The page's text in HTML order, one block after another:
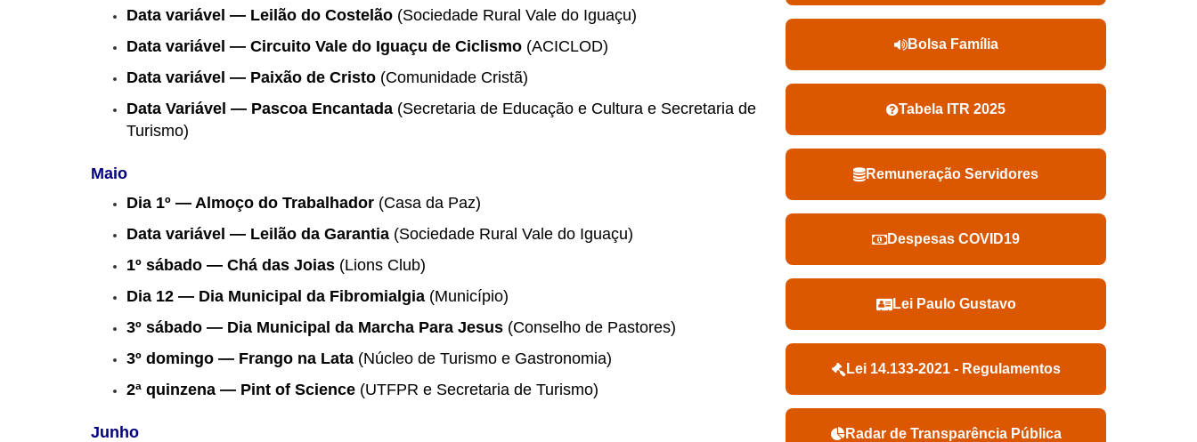
Data variável — Leilão do Costelão (Sociedade Rural Vale do Iguaçu)
Data variável — Circuito Vale do Iguaçu de Ciclismo (ACICLOD)
Data variável — Paixão de Cristo (Comunidade Cristã)
Data Variável — Pascoa Encantada (Secretaria de Educação e Cultura e Secretaria de
Turismo)
Maio
Dia 1º — Almoço do Trabalhador (Casa da Paz)
Data variável — Leilão da Garantia (Sociedade Rural Vale do Iguaçu)
1º sábado — Chá das Joias (Lions Club)
Dia 12 — Dia Municipal da Fibromialgia (Município)
3º sábado — Dia Municipal da Marcha Para Jesus (Conselho de Pastores)
3º domingo — Frango na Lata (Núcleo de Turismo e Gastronomia)
2ª quinzena — Pint of Science (UTFPR e Secretaria de Turismo)
Junho
Bolsa Família
Tabela ITR 2025
Remuneração Servidores
Despesas COVID19
Lei Paulo Gustavo
Lei 14.133-2021 - Regulamentos
Radar de Transparência Pública